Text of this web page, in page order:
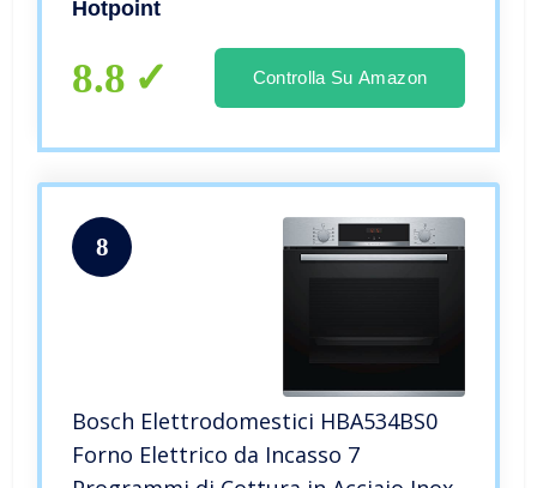
Hotpoint
8.8 Controlla Su Amazon
8
Bosch Elettrodomestici HBA534BS0
Forno Elettrico da Incasso 7